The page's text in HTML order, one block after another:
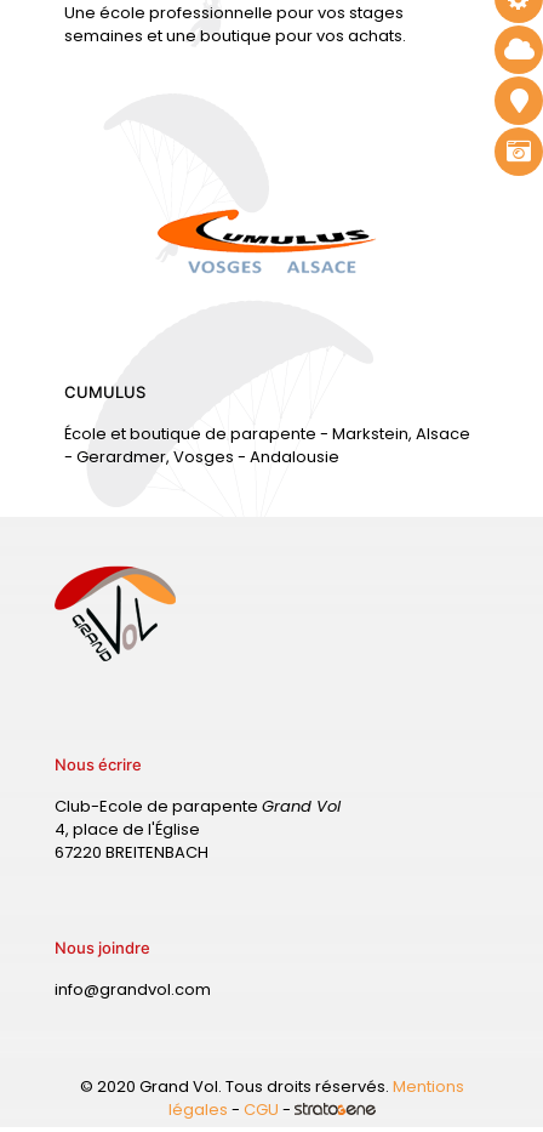
Une école professionnelle pour vos stages
semaines et une boutique pour vos achats.
CUMULUS
École et boutique de parapente - Markstein, Alsace
- Gerardmer, Vosges - Andalousie
Nous écrire
Club-Ecole de parapente Grand Vol
4, place de l'Église
67220 BREITENBACH
Nous joindre
info@grandvol.com
© 2020 Grand Vol. Tous droits réservés. Mentions
légales - CGU -